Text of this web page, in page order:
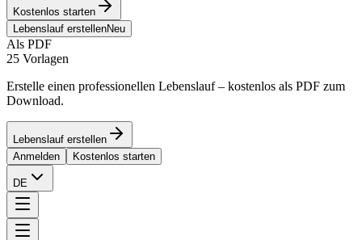
Kostenlos starten
Lebenslauf erstellenNeu
Als PDF
25 Vorlagen
Erstelle einen professionellen Lebenslauf – kostenlos als PDF zum
Download.
Lebenslauf erstellen
Anmelden
Kostenlos starten
DE